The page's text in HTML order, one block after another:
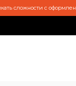
сложности с